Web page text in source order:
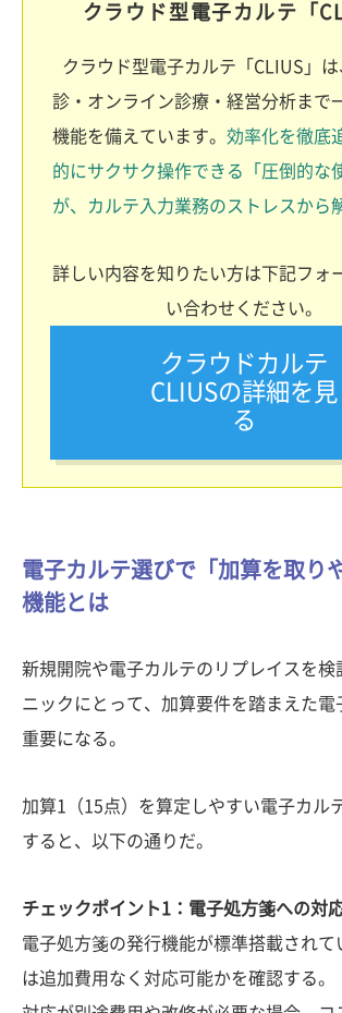
クラウド型電子カルテ「
クラウド型電子カルテ「CLIUS」
診・オンライン診療・経営分析まで
機能を備えています。 効率化を徹底
的にサクサク操作できる「圧倒的な
が、カルテ入力業務のストレスから
詳しい内容を知りたい方は下記フォ
い合わせください。
クラウドカルテ
CLIUSの詳細を見
る
電子カルテ選びで「加算を取り
機能とは
新規開院や電子カルテのリプレイスを検
ニックにとって、加算要件を踏まえた電
重要になる。
加算1（15点）を算定しやすい電子カル
すると、以下の通りだ。
チェックポイント1：電子処方箋への対
電子処方箋の発行機能が標準搭載されて
は追加費用なく対応可能かを確認する。